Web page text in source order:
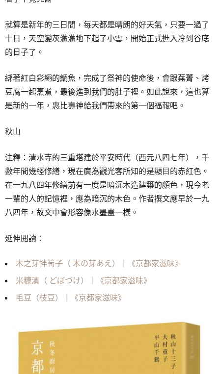
就算是新年的三日間，每天都是晴朗的好天氣，只要一過了
十日，天空變灰濛濛地下起了小雪，開始正式進入冷到谷底
的日子了。
綁著紅白彩繩的鯛魚，完成了祭神的使命後，會跟蕪菁、烤
豆腐一起烹煮，最後進到我們的肚子裡。如此說來，這也算
是新的一年，惠比壽神給我們帶來的第一個福報吧。
秋山
注釋：清水寺的三重塔建於平安時代（西元八四七年），千
數年間幾經修繕，現在廣為觀光客所知的是顯目的赤紅色。
在一九八四年修繕前有一度是暗沉木造建築的顏色，現今老
一輩的人的記憶裡，應為暗沉的木色。作者撰文應早於一九
八四年，故文中會形容像水墨畫一樣。
延伸閱讀：
木之芽拌筍子（ 木の芽あえ）｜《京都家滋味》
米糠漬（ どぼづけ）｜《京都家滋味》
毛豆（枝豆）｜《京都家滋味》